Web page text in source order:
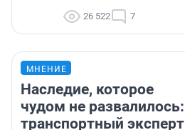
26 522 7
МНЕНИЕ
Наследие, которое
чудом не развалилось:
транспортный эксперт